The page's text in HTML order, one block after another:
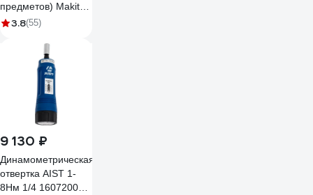
предметов) Makita
B-36170
3.8(55)
9 130 ₽
Динамометрическая
отвертка AIST 1-
8Нм 1/4 16072008